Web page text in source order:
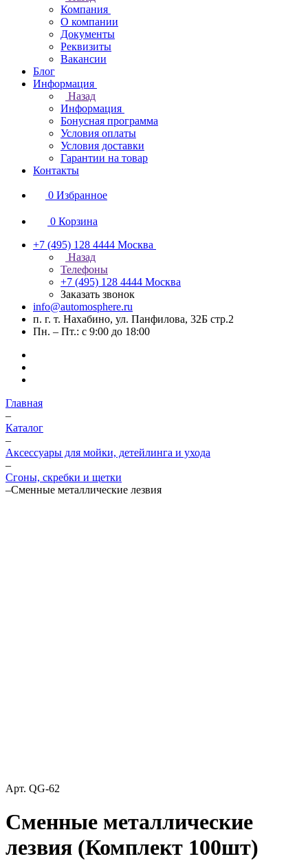
Компания
О компании
Документы
Реквизиты
Вакансии
Блог
Информация
Назад
Информация
Бонусная программа
Условия оплаты
Условия доставки
Гарантии на товар
Контакты
0 Избранное
0 Корзина
+7 (495) 128 4444 Москва
Назад
Телефоны
+7 (495) 128 4444 Москва
Заказать звонок
info@automosphere.ru
п. г. т. Нахабино, ул. Панфилова, 32Б стр.2
Пн. – Пт.: с 9:00 до 18:00
Главная
–
Каталог
–
Аксессуары для мойки, детейлинга и ухода
–
Сгоны, скребки и щетки
–Сменные металлические лезвия
Арт. QG-62
Сменные металлические
лезвия (Комплект 100шт)